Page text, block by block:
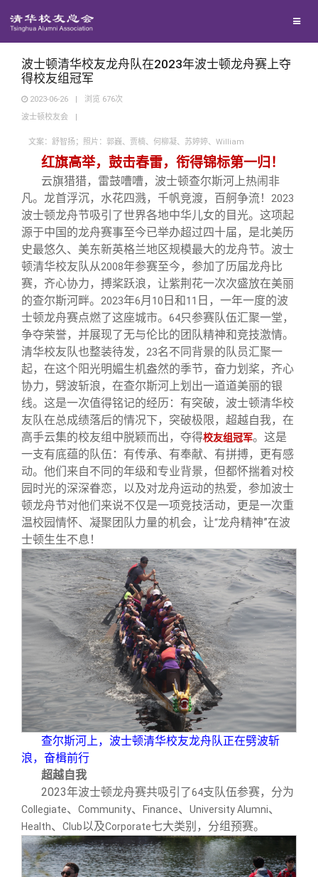
地区联络
年级联络
院系校友工作
专业委员会
兴趣群体
西南联大校友会
回馈母校
捐赠项目
捐赠新闻
捐赠纪事
捐赠方法
义工计划
媒体平台
《清华校友通讯》
《水木清华》
我要订阅
新媒体平台
百年清华
清华人物
清华故事
青春风采
校友文苑
校友讲坛
校友视界
校友服务
终身学习
信息化服务
三创大赛
实用信息
校友总会
总会简介
会长致辞
总会章程
理事会名单
制度法规
联系我们
关闭
波士顿清华校友龙舟队在2023年波士顿龙舟赛上夺
得校友组冠军
2023-06-26 | 浏览 676次
波士顿校友会
|
文案：舒智扬；照片：郭巍、贾楠、何柳凝、苏婷婷、William
红旗高举，鼓击春雷，衔得锦标第一归！
云旗猎猎，雷鼓嘈嘈，波士顿查尔斯河上热闹非
凡。龙首浮沉，水花四溅，千帆竞渡，百舸争流！
2023
波士顿龙舟节吸引了世界各地中华儿女的目光。这项起
源于中国的龙舟赛事至今已举办超过四十届，是北美历
史最悠久、美东新英格兰地区规模最大的龙舟节。波士
顿清华校友队从2008年参赛至今，参加了历届龙舟比
赛，齐心协力，搏桨跃浪，让紫荆花一次次盛放在美丽
的查尔斯河畔。
2023年6月 10 日和11 日，一年一度的波
士顿龙舟赛点燃了这座城市。 64只参赛队伍汇聚一堂，
争夺荣誉，并展现了无与伦比的团队精神和竞技激情。
清华校友队也整装待发，
23名不同背景的队员汇聚一
起，在这个阳光明媚生机盎然的季节，奋力划桨，齐心
协力，劈波斩浪，在查尔斯河上划出一道道美丽的银
线。这是一次值得铭记的经历：有突破，波士顿清华校
友队在总成绩落后的情况下，突破极限，超越自我，在
高手云集的校友组中脱颖而出，夺得校友组冠军。这是
一支有底蕴的队伍：有传承、有奉献、有拼搏，更有感
动。他们来自不同的年级和专业背景，但都怀揣着对校
园时光的深深眷恋，以及对龙舟运动的热爱，参加波士
顿龙舟节对他们来说不仅是一项竞技活动，更是一次重
温校园情怀、凝聚团队力量的机会，让“龙舟精神”在波
士顿生生不息！
查尔斯河上，波士顿清华校友龙舟队正在劈波斩
浪，奋楫前行
超越自我
2023年波士顿龙舟赛共吸引了64支队伍参赛，分为
Collegiate、 Community、 Finance、 University Alumni、
Health、 Club以及Corporate七大类别，分组预赛。